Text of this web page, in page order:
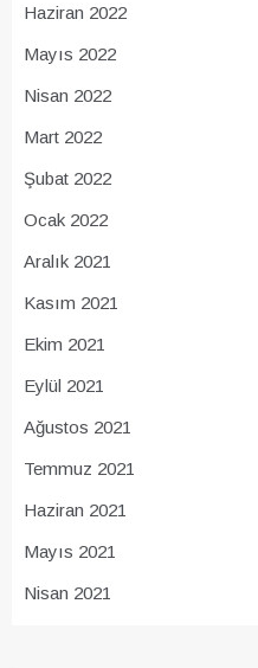
Haziran 2022
Mayıs 2022
Nisan 2022
Mart 2022
Şubat 2022
Ocak 2022
Aralık 2021
Kasım 2021
Ekim 2021
Eylül 2021
Ağustos 2021
Temmuz 2021
Haziran 2021
Mayıs 2021
Nisan 2021